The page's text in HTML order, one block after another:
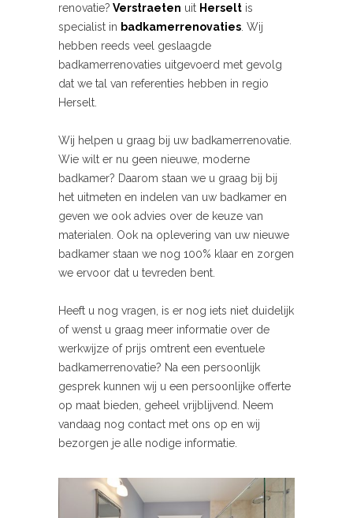
renovatie? Verstraeten uit Herselt is
specialist in badkamerrenovaties . Wij
hebben reeds veel geslaagde
badkamerrenovaties uitgevoerd met gevolg
dat we tal van referenties hebben in regio
Herselt.
Wij helpen u graag bij uw badkamerrenovatie.
Wie wilt er nu geen nieuwe, moderne
badkamer? Daarom staan we u graag bij bij
het uitmeten en indelen van uw badkamer en
geven we ook advies over de keuze van
materialen. Ook na oplevering van uw nieuwe
badkamer staan we nog 100% klaar en zorgen
we ervoor dat u tevreden bent.
Heeft u nog vragen, is er nog iets niet duidelijk
of wenst u graag meer informatie over de
werkwijze of prijs omtrent een eventuele
badkamerrenovatie? Na een persoonlijk
gesprek kunnen wij u een persoonlijke offerte
op maat bieden, geheel vrijblijvend. Neem
vandaag nog contact met ons op en wij
bezorgen je alle nodige informatie.